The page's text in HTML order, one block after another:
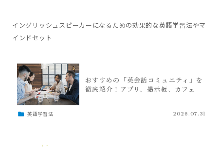
イングリッシュスピーカーになるための効果的な英語学習法やマ
インドセット
おすすめの「英会話コミュニティ」を
徹底紹介！アプリ、掲示板、カフェ
英語学習法 2026.07.31